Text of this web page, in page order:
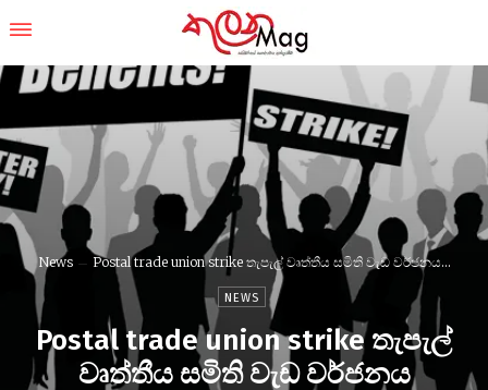
News Postal trade union strike තැපැල් වෘත්තීය සමිති වැඩ වර්ජනය...
NEWS
Postal trade union strike තැපැල්
වෘත්තීය සමිති වැඩ වර්ජනය